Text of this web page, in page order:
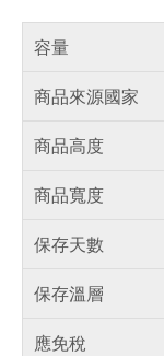
容量
商品來源國家
商品高度
商品寬度
保存天數
保存溫層
應免稅